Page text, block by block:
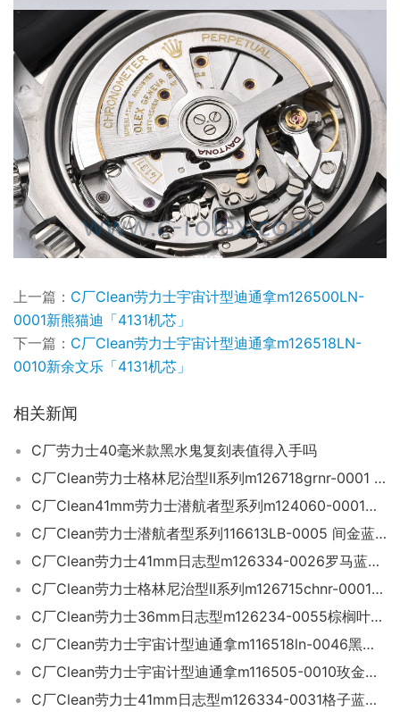
上一篇： C厂Clean劳力士宇宙计型迪通拿m126500LN-
0001新熊猫迪「4131机芯」
下一篇： C厂Clean劳力士宇宙计型迪通拿m126518LN-
0010新余文乐「4131机芯」
相关新闻
C厂劳力士40毫米款黑水鬼复刻表值得入手吗
C厂Clean劳力士格林尼治型II系列m126718grnr-0001 全金款
C厂Clean41mm劳力士潜航者型系列m124060-0001新款无历黑鬼「3230机芯」
C厂Clean劳力士潜航者型系列116613LB-0005 间金蓝水鬼「3135机芯」
C厂Clean劳力士41mm日志型m126334-0026罗马蓝盘「3235机芯」
C厂Clean劳力士格林尼治型II系列m126715chnr-0001 全玫金款
C厂Clean劳力士36mm日志型m126234-0055棕榈叶钻绿面「3235机芯」
C厂Clean劳力士宇宙计型迪通拿m116518ln-0046黑金钻迪「4130机芯」
C厂Clean劳力士宇宙计型迪通拿m116505-0010玫金迪「4130机芯」
C厂Clean劳力士41mm日志型m126334-0031格子蓝面「3235机芯」